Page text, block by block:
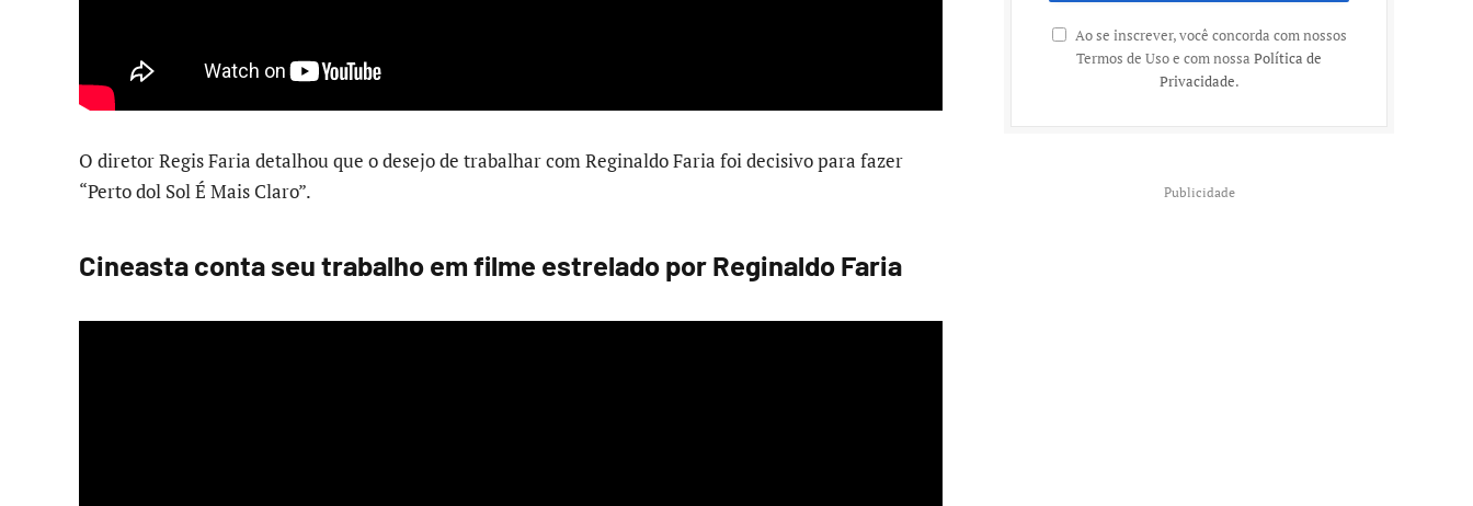
O diretor Regis Faria detalhou que o desejo de trabalhar com Reginaldo Faria foi decisivo para fazer
“Perto dol Sol É Mais Claro”.
Cineasta conta seu trabalho em filme estrelado por Reginaldo Faria
Ao se inscrever, você concorda com nossos
Termos de Uso e com nossa Política de
Privacidade.
Publicidade